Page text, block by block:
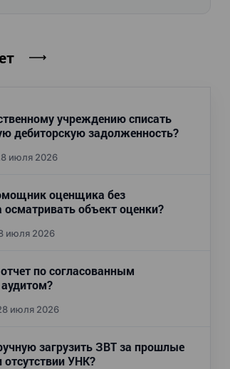
учреждению списать
дебиторскую задолженность?
июля 2026
оценщика без
осматривать объект оценки?
июля 2026
по согласованным
июля 2026
загрузить ЗВТ за прошлые
УНК?